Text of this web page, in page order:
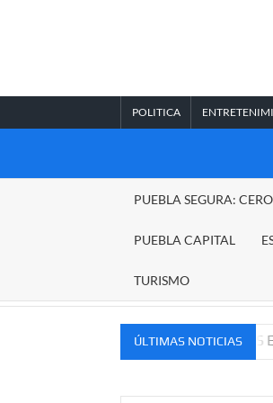
POLITICA
PUEBLA SEGURA:
PUEBLA CAPITAL
TURISMO
ÚLTIMAS NOTICIAS
MERCADOS NACIONALES E